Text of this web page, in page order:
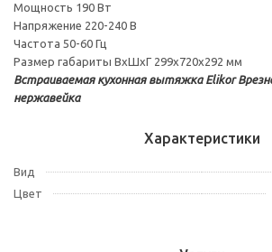
Мощность 190 Вт
Напряжение 220-240 В
Частота 50-60 Гц
Размер габариты ВхШхГ 299х720х292 мм
Встраиваемая кухонная вытяжка Elikor
нержавейка
Характеристики
Вид
Цвет